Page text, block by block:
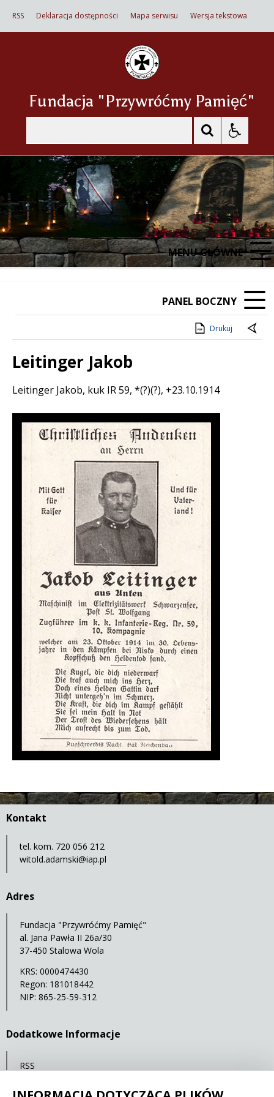
RSS Deklaracja dostępności Mapa serwisu Wersja tekstowa
Fundacja "Przywróćmy Pamięć"
MENU GŁÓWNE
PANEL BOCZNY
Drukuj
Leitinger Jakob
Treść
Leitinger Jakob, kuk IR 59, *(?)(?), +23.10.1914
Kontakt
tel. kom. 720 056 212
witold.adamski@iap.pl
Adres
Fundacja "Przywróćmy Pamięć"
al. Jana Pawła II 26a/30
37-450 Stalowa Wola
KRS: 0000474430
Regon: 181018442
NIP: 865-25-59-312
Dodatkowe Informacje
RSS